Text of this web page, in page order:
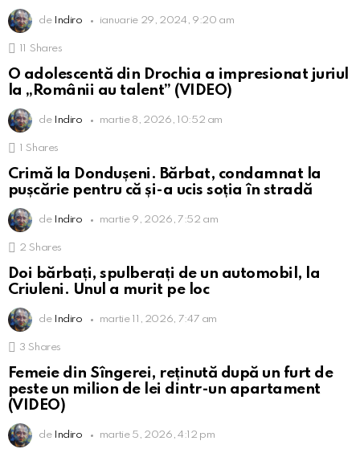
de Indiro ianuarie 29, 2024, 9:20 am
Shares
O adolescentă din Drochia a impresionat juriul
la „Românii au talent” (VIDEO)
de Indiro martie 8, 2026, 10:52 am
Shares
Crimă la Dondușeni. Bărbat, condamnat la
pușcărie pentru că și-a ucis soția în stradă
de Indiro martie 9, 2026, 7:52 am
2 Shares
Doi bărbați, spulberați de un automobil, la
Criuleni. Unul a murit pe loc
de Indiro martie 11, 2026, 7:47 am
3 Shares
Femeie din Sîngerei, reținută după un furt de
peste un milion de lei dintr-un apartament
(VIDEO)
de Indiro martie 5, 2026, 4:12 pm